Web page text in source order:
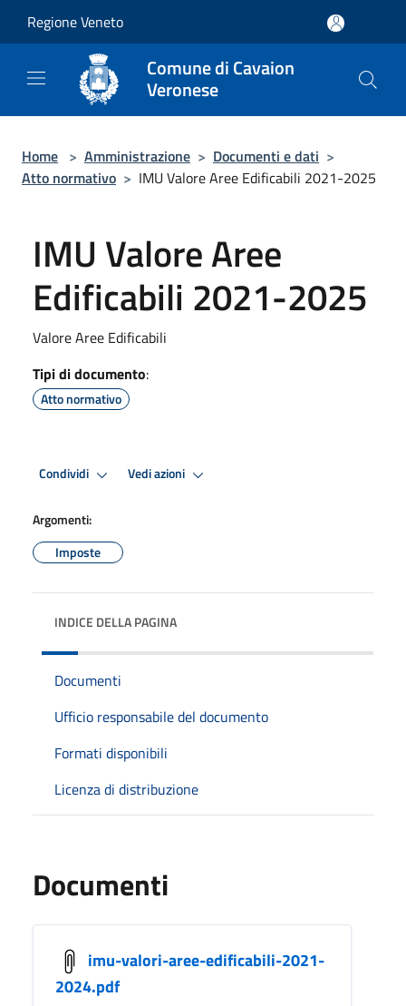
Regione Veneto
Comune di Cavaion
Veronese
Home > Amministrazione > Documenti e dati >
Atto normativo > IMU Valore Aree Edificabili 2021-2025
IMU Valore Aree
Edificabili 2021-2025
Valore Aree Edificabili
Tipi di documento:
Atto normativo
Condividi Vedi azioni
Argomenti:
Imposte
INDICE DELLA PAGINA
Documenti
Ufficio responsabile del documento
Formati disponibili
Licenza di distribuzione
Documenti
imu-valori-aree-edificabili-2021-
2024.pdf